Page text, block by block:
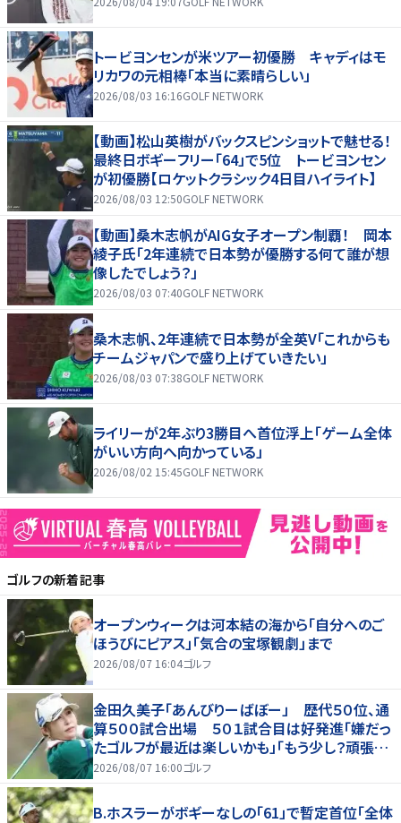
トービヨンセンが米ツアー初優勝 キャディはモ
リカワの元相棒「本当に素晴らしい」
2026/08/03 16:16GOLF NETWORK
【動画】松山英樹がバックスピンショットで魅せる！
最終日ボギーフリー「64」で5位 トービヨンセン
が初優勝【ロケットクラシック4日目ハイライト】
2026/08/03 12:50GOLF NETWORK
【動画】桑木志帆がAIG女子オープン制覇！ 岡本
綾子氏「2年連続で日本勢が優勝する何て誰が想
像したでしょう？」
2026/08/03 07:40GOLF NETWORK
桑木志帆、2年連続で日本勢が全英V「これからも
チームジャパンで盛り上げていきたい」
2026/08/03 07:38GOLF NETWORK
ライリーが2年ぶり3勝目へ首位浮上「ゲーム全体
がいい方向へ向かっている」
2026/08/02 15:45GOLF NETWORK
ゴルフの新着記事
オープンウィークは河本結の海から「自分へのご
ほうびにピアス」「気合の宝塚観劇」まで
2026/08/07 16:04ゴルフ
金田久美子「あんびりーばぼー」 歴代５０位、通
算５００試合出場 ５０１試合目は好発進「嫌だっ
たゴルフが最近は楽しいかも」「もう少し？頑張り
たいな」
2026/08/07 16:00ゴルフ
B.ホスラーがボギーなしの「61」で暫定首位「全体